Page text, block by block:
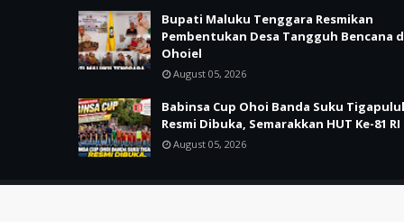
Bupati Maluku Tenggara Resmikan
Pembentukan Desa Tangguh Bencana
Ohoiel
August 05, 2026
Babinsa Cup Ohoi Banda Suku
Resmi Dibuka, Semarakkan HUT Ke-81 RI
August 05, 2026